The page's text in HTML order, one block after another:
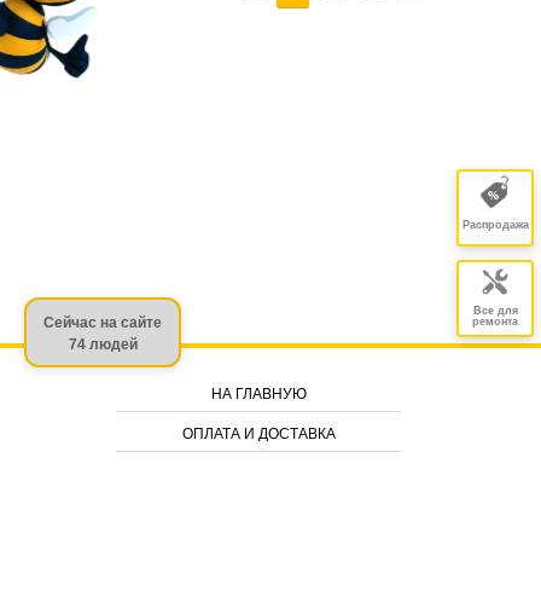
Распродажа
Все для
ремонта
НА ГЛАВНУЮ
ОПЛАТА И ДОСТАВКА
Сейчас на сайте
74 людей